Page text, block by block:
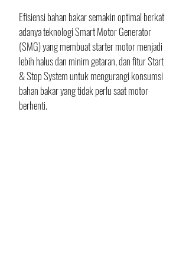
Efisiensi bahan bakar semakin optimal berkat
adanya teknologi Smart Motor Generator
(SMG) yang membuat starter motor menjadi
lebih halus dan minim getaran, dan fitur Start
& Stop System untuk mengurangi konsumsi
bahan bakar yang tidak perlu saat motor
berhenti.